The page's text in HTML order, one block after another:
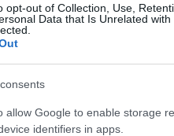
opt-out of Collection, Use,
Data that Is Unrelated
allow Google to enable storage
identifiers in apps.
hangulata – Jön a